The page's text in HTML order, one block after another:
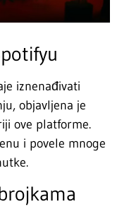
iznenađivati
objavljena je
ove platforme.
i povele mnoge